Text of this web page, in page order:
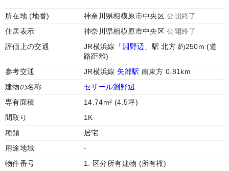
所在地 (地番) 神奈川県相模原市中央区公開終了
住居表示
神奈川県相模原市中央区公開終了
評価上の交通
JR横浜線「淵野辺 」駅 北方 約250m (道
路距離)
参考交通
JR横浜線 矢部駅 南東方 0.81km
建物の名称
セザール淵野辺
専有面積
14.74m² (4.5坪)
間取り
1K
種類
居宅
用途地域
-
物件番号
1. 区分所有建物 (所有権)